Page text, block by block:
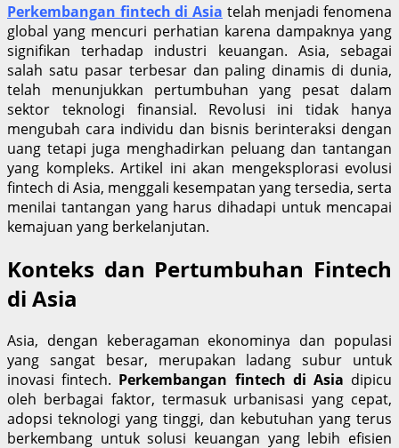
Perkembangan fintech di Asia telah menjadi fenomena
global yang mencuri perhatian karena dampaknya yang
signifikan terhadap industri keuangan. Asia, sebagai
salah satu pasar terbesar dan paling dinamis di dunia,
telah menunjukkan pertumbuhan yang pesat dalam
sektor teknologi finansial. Revolusi ini tidak hanya
mengubah cara individu dan bisnis berinteraksi dengan
uang tetapi juga menghadirkan peluang dan tantangan
yang kompleks. Artikel ini akan mengeksplorasi evolusi
fintech di Asia, menggali kesempatan yang tersedia, serta
menilai tantangan yang harus dihadapi untuk mencapai
kemajuan yang berkelanjutan.
Konteks dan Pertumbuhan Fintech
di Asia
Asia, dengan keberagaman ekonominya dan populasi
yang sangat besar, merupakan ladang subur untuk
inovasi fintech. Perkembangan fintech di Asia dipicu
oleh berbagai faktor, termasuk urbanisasi yang cepat,
adopsi teknologi yang tinggi, dan kebutuhan yang terus
berkembang untuk solusi keuangan yang lebih efisien